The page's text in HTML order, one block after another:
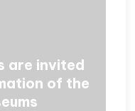
are invited
of the